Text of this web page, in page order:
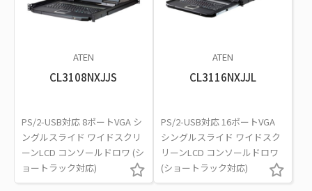
ATEN
CL3108NXJJS
PS/2-USB対応 8ポートVGA シ
ングルスライド ワイドスクリ
ーンLCD コンソールドロワ (シ
ョートラック対応)
ATEN
CL3116NXJJL
PS/2-USB対応 16ポートVGA
シングルスライド ワイドスク
リーンLCD コンソールドロワ
(ショートラック対応)